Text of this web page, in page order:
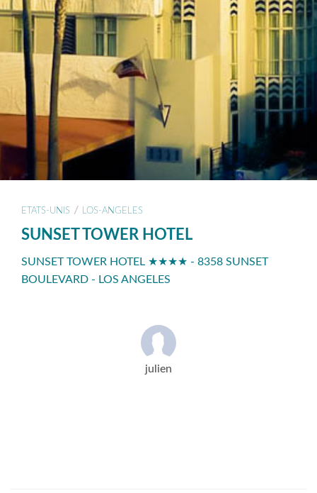
ETATS-UNIS / LOS-ANGELES
SUNSET TOWER HOTEL
SUNSET TOWER HOTEL ★★★★ - 8358 SUNSET
BOULEVARD - LOS ANGELES
julien